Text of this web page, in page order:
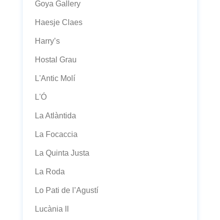
Goya Gallery
Haesje Claes
Harry’s
Hostal Grau
L'Antic Molí
L'Ó
La Atlàntida
La Focaccia
La Quinta Justa
La Roda
Lo Pati de l’Agustí
Lucània II